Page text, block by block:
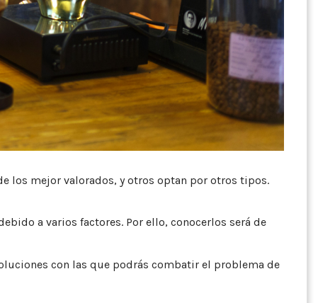
los mejor valorados, y otros optan por otros tipos.
a varios factores. Por ello, conocerlos será de
con las que podrás combatir el problema de